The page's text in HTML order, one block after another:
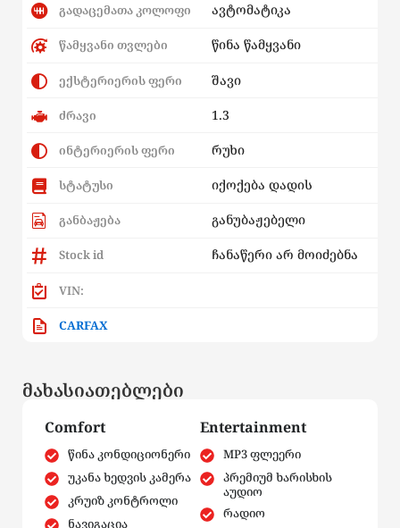
გადაცემათა კოლოფი ავტომატიკა
წამყვანი თვლები წინა წამყვანი
ექსტერიერის ფერი შავი
ძრავი 1.3
ინტერიერის ფერი რუხი
სტატუსი იქოქება დადის
განბაჟება განუბაჟებელი
Stock id ჩანაწერი არ მოიძებნა
VIN:
CARFAX
მახასიათებლები
Comfort
წინა კონდიციონერი
უკანა ხედვის კამერა
კრუიზ კონტროლი
ნავიგაცია
Entertainment
MP3 ფლეერი
პრემიუმ ხარისხის
აუდიო
რადიო